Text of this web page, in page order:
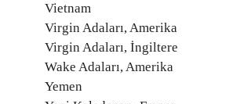
Vietnam
Virgin Adaları, Amerika
Virgin Adaları, İngiltere
Wake Adaları, Amerika
Yemen